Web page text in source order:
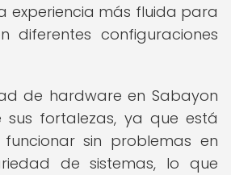
experiencia más fluida para
diferentes configuraciones
de hardware en Sabayon
sus fortalezas, ya que está
sin problemas en
de sistemas, lo que